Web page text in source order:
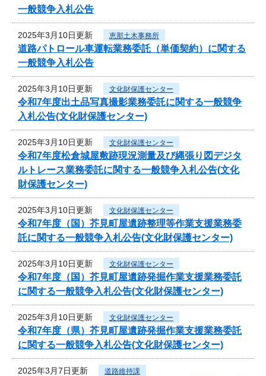
一般競争入札公告
2025年3月10日更新 恵那土木事務所
道路パトロール車運転業務委託（単価契約）に関する
一般競争入札公告
2025年3月10日更新 文化財保護センター
令和7年度出土品写真撮影業務委託に関する一般競争
入札公告(文化財保護センター)
2025年3月10日更新 文化財保護センター
令和7年度松倉城屋敷跡現況測量及び縄張り図デジタ
ルトレース業務委託に関する一般競争入札公告(文化
財保護センター)
2025年3月10日更新 文化財保護センター
令和7年度（国）芥見町屋遺跡整理等作業支援業務委
託に関する一般競争入札公告(文化財保護センター)
2025年3月10日更新 文化財保護センター
令和7年度（国）芥見町屋遺跡発掘作業支援業務委託
に関する一般競争入札公告(文化財保護センター)
2025年3月10日更新 文化財保護センター
令和7年度（県）芥見町屋遺跡発掘作業支援業務委託
に関する一般競争入札公告(文化財保護センター)
2025年3月7日更新 道路維持課